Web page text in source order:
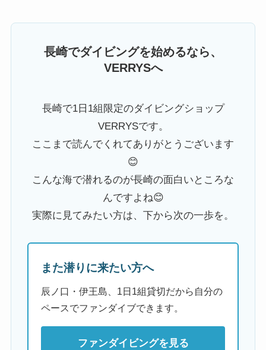
長崎でダイビングを始めるなら、
VERRYSへ
長崎で1日1組限定のダイビングショップ
VERRYSです。
ここまで読んでくれてありがとうございます
😊
こんな海で潜れるのが長崎の面白いところな
んですよね😊
実際に見てみたい方は、下から次の一歩を。
また潜りに来たい方へ
辰ノ口・伊王島、1日1組貸切だから自分の
ペースでファンダイブできます。
ファンダイビングを見る